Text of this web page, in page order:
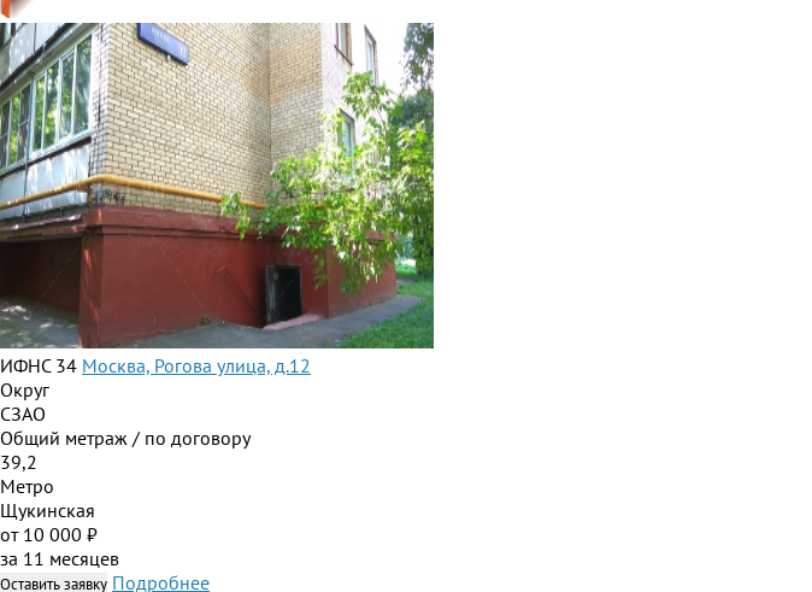
ИФНС 34 Москва, Рогова улица, д.12
Округ
СЗАО
Общий метраж / по договору
39,2
Метро
Щукинская
от 10 000 ₽
за 11 месяцев
Оставить заявку Подробнее